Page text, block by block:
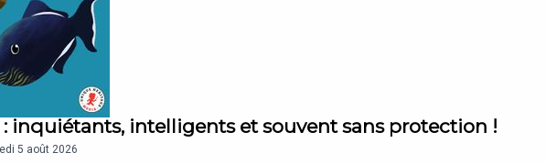
: inquiétants, intelligents et souvent sans protection !
5 août 2026